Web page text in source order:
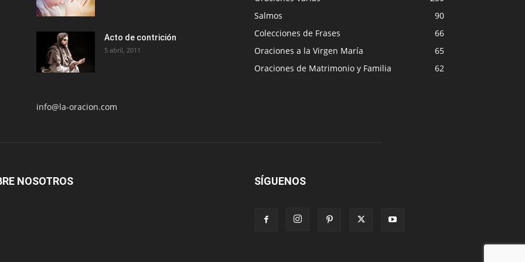
Acto de contrición
5 abril, 2011
info@la-oracion.com
Salmos
90
Colecciones de Frases
66
Oraciones a la Virgen María
65
Oraciones de Matrimonio y Familia
62
NOSOTROS SÍGUENOS